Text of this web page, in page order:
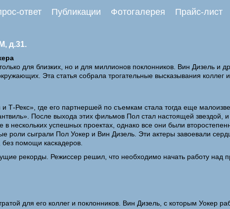
ответ Публикации Фотогалерея Прайс-лист
д.31.
для близких, но и для миллионов поклонников. Вин Дизель
Эта статья собрала трогательные высказывания коллег
Рекс», где его партнершей по съемкам стала тогда еще
После выхода этих фильмов Пол стал настоящей
в нескольких успешных проектах, однако все они были
сыграли Пол Уокер и Вин Дизель. Эти актеры завоевали
помощи каскадеров.
рекорды. Режиссер решил, что необходимо начать работу над
для его коллег и поклонников. Вин Дизель, с которым Уокер